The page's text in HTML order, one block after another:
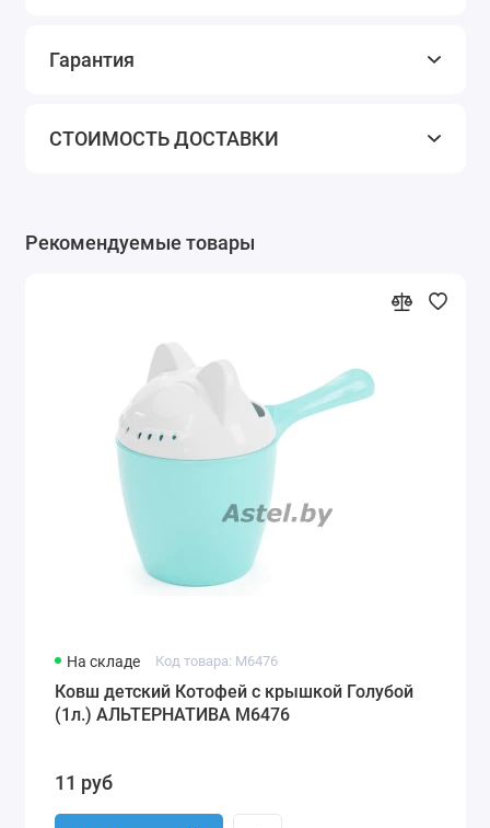
Гарантия
СТОИМОСТЬ ДОСТАВКИ
Рекомендуемые товары
На складе Код товара: М6476
Ковш детский Котофей с крышкой Голубой
(1л.) АЛЬТЕРНАТИВА М6476
11 руб